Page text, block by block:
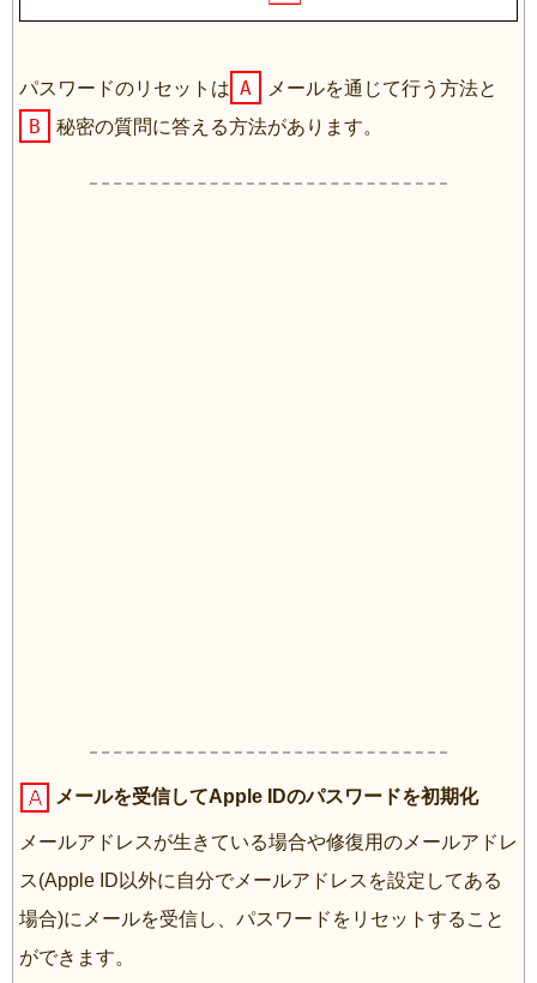
パスワードのリセットは A メールを通じて行う方法と
B 秘密の質問に答える方法があります。
メールを受信してApple IDのパスワードを初期化
メールアドレスが生きている場合や修復用のメールアドレ
ス(Apple ID以外に自分でメールアドレスを設定してある
場合)にメールを受信し、パスワードをリセットすること
ができます。